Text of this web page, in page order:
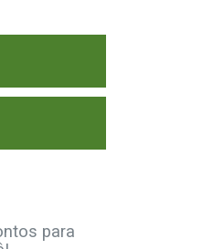
para